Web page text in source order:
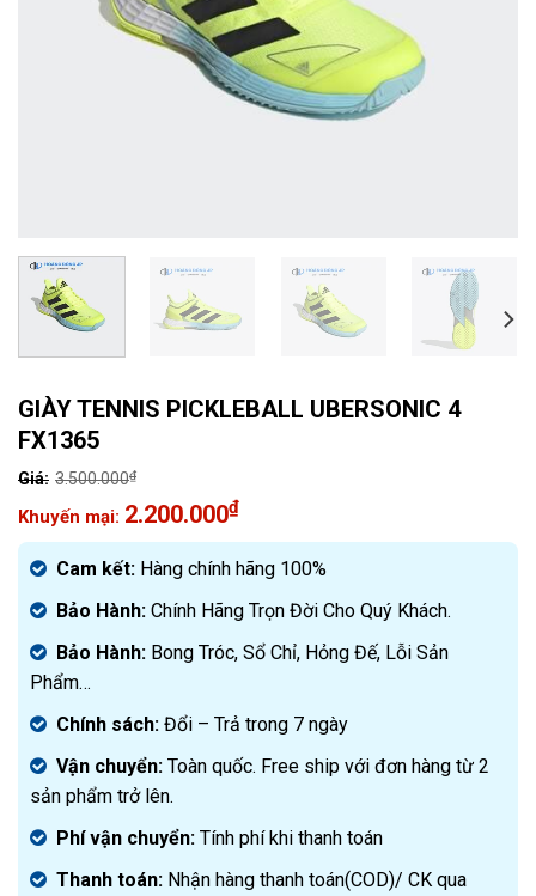
GIÀY TENNIS PICKLEBALL UBERSONIC 4
FX1365
3.500.000₫
Giá
gốc
là:
3.500.000₫.
2.200.000₫
Giá
hiện
tại
là:
2.200.000₫.
Cam kết: Hàng chính hãng 100%
Bảo Hành: Chính Hãng Trọn Đời Cho Quý Khách.
Bảo Hành: Bong Tróc, Sổ Chỉ, Hỏng Đế, Lỗi Sản
Phẩm…
Chính sách: Đổi – Trả trong 7 ngày
Vận chuyển: Toàn quốc. Free ship với đơn hàng từ 2
sản phẩm trở lên.
Phí vận chuyển: Tính phí khi thanh toán
Thanh toán: Nhận hàng thanh toán(COD)/ CK qua